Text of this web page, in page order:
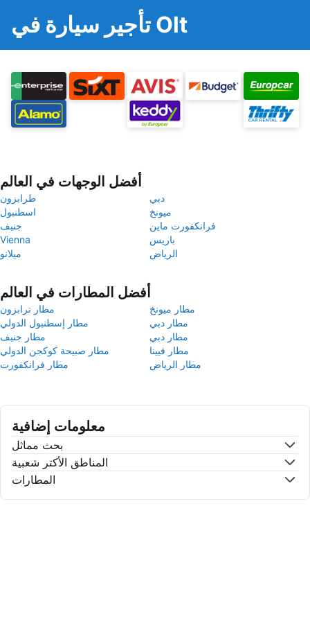
تأجير سيارة في Olt
أفضل الوجهات في العالم
طرابزون
دبي
اسطنبول
ميونخ
جنيف
فرانكفورت ماين
Vienna
باريس
ميلانو
الرياض
أفضل المطارات في العالم
مطار ترابزون
مطار ميونخ
مطار إسطنبول الدولي
مطار دبي
مطار جنيف
مطار دبي
مطار صبيحة كوكجن الدولي
مطار فيينا
مطار فرانكفورت
مطار الرياض
معلومات إضافية
بحث مماثل
المناطق الأكتر شعبية
المطارات